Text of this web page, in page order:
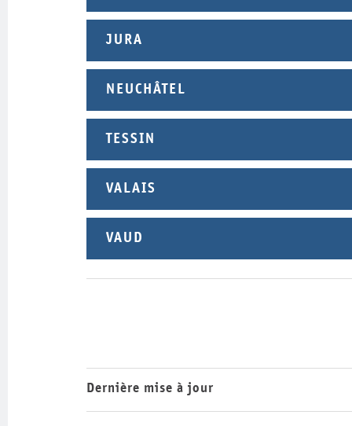
JURA
NEUCHÂTEL
TESSIN
VALAIS
VAUD
Dernière mise à jour